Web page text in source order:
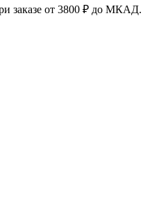
заказе от 3800 ₽ до МКАД.